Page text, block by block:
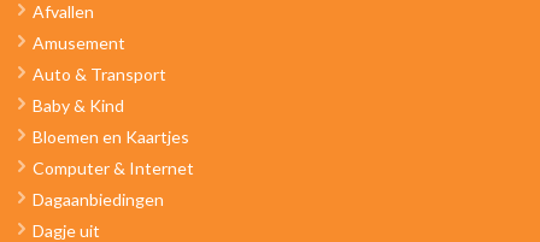
Afvallen
Amusement
Auto & Transport
Baby & Kind
Bloemen en Kaartjes
Computer & Internet
Dagaanbiedingen
Dagje uit